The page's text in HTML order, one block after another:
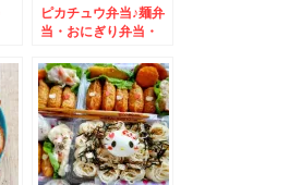
ピカチュウ弁当♪麺弁
当・おにぎり弁当・
色々